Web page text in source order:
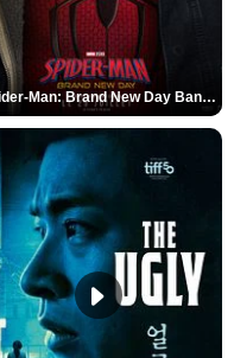
Spider-Man: Brand New Day Bande-annonce (3) VO STFR